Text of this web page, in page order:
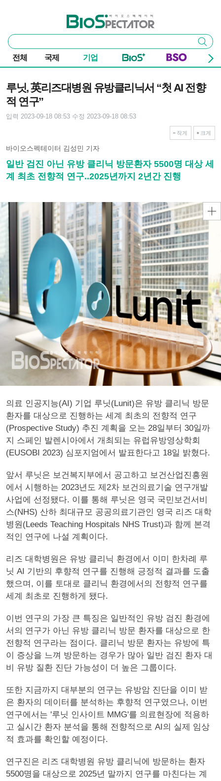
바이오스펙테이터
통
합
검
색
검색
전체 국제 기업
루닛, 英리즈대병원 유방클리닉서 “첫 AI 전향
적 연구”
입력 2023-09-18 08:53 수정 2023-09-18 08:53
작게 크게
바이오스펙테이터 김성민 기자
일반 검진 아닌 유방 클리닉 방문환자 5500명 대상 세
계 최초 전향적 연구..2025년까지 2년간 진행
의료 인공지능(AI) 기업 루닛(Lunit)은 유방 클리닉 방문
환자를 대상으로 진행하는 세계 최초의 전향적 연구
(Prospective Study) 추진 계획을 오는 28일부터 30일까
지 스페인 발렌시아에서 개최되는 유럽유방영상학회
(EUSOBI 2023) 심포지엄에서 발표한다고 18일 밝혔다.
앞서 루닛은 보건복지부에서 공고하고 보건산업진흥원
에서 시행하는 2023년도 제2차 보건의료기술 연구개발
사업에 선정됐다. 이를 통해 루닛은 영국 국민보건서비
스(NHS) 산하 최대규모 공공의료기관인 영국 리즈 대학
병원(Leeds Teaching Hospitals NHS Trust)과 함께 본격
적인 연구에 나설 계획이다.
리즈 대학병원은 유방 클리닉 환경에서 이미 한차례 루
닛 AI 기반의 후향적 연구를 진행해 긍정적 결과를 도출
했으며, 이를 토대로 클리닉 환경에서의 전향적 연구를
세계 최초로 진행하게 됐다.
이번 연구의 가장 큰 특징은 일반적인 유방 검진 환경에
서의 연구가 아닌 유방 클리닉 방문 환자를 대상으로 한
전향적 연구라는 점이다. 클리닉 방문 환자는 유방에 특
이 증상을 느껴 방문하는 경우가 많아 일반 검진 환자 대
비 유방 질환 진단 가능성이 더 높은 그룹이다.
또한 지금까지 대부분의 연구는 유방암 진단을 이미 받
은 환자의 데이터를 분석하는 후향적 연구였으나, 이번
연구에서는 '루닛 인사이트 MMG'를 의료현장에 적용하
고 실시간 환자 분석을 통해 전향적으로 AI의 실제 임상
적 효과를 확인할 예정이다.
연구진은 리즈 대학병원 유방 클리닉에 방문하는 환자
5500명을 대상으로 2025년 말까지 연구를 마친다는 계